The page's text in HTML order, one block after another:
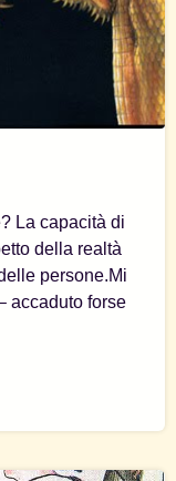
La capacità di
della realtà
persone.Mi
accaduto forse